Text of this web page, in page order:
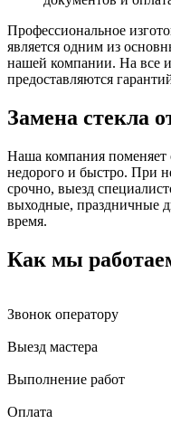
Профессиональное
является одним из
нашей компании. На все
предоставляются
Замена стекла
Наша компания поменяет
недорого и быстро. При
срочно, выезд
выходные, праздничные
время.
Как мы
Звонок оператору
Выезд мастера
Выполнение работ
Оплата